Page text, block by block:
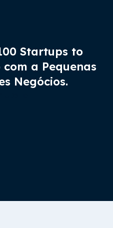
Startups to
a Pequenas
Negócios.